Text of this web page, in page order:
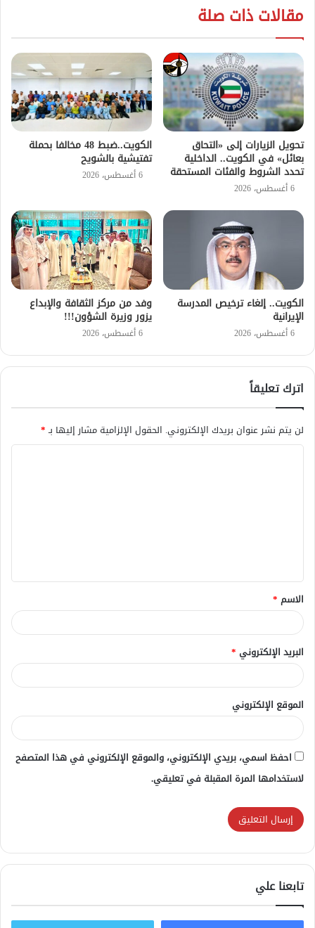
مقالات ذات صلة
تحويل الزيارات إلى «التحاق
بعائل» في الكويت.. الداخلية
تحدد الشروط والفئات المستحقة
6 أغسطس، 2026
الكويت..ضبط 48 مخالفا بحملة
تفتيشية بالشويح
6 أغسطس، 2026
الكويت.. إلغاء ترخيص المدرسة
الإيرانية
6 أغسطس، 2026
وفد من مركز الثقافة والإبداع
يزور وزيرة الشؤون!!!
6 أغسطس، 2026
اترك تعليقاً
لن يتم نشر عنوان بريدك الإلكتروني. الحقول الإلزامية مشار إليها بـ*
ق
*
الاسم *
البريد الإلكتروني *
الموقع الإلكتروني
احفظ اسمي، بريدي الإلكتروني، والموقع الإلكتروني في هذا المتصفح
لاستخدامها المرة المقبلة في تعليقي.
تابعنا علي